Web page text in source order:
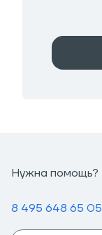
Нужна помощь?
8 495 648 65 05